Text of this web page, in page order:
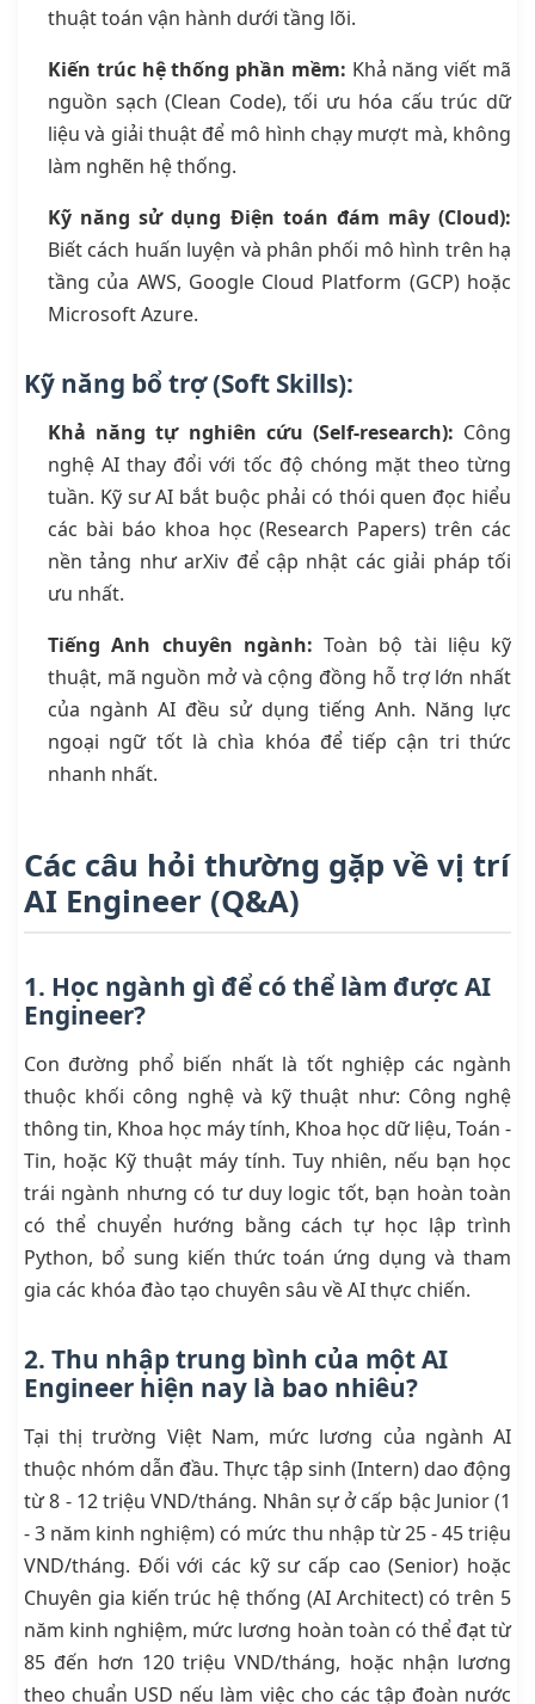
thuật toán vận hành dưới tầng lõi.
Kiến trúc hệ thống phần mềm: Khả năng viết mã
nguồn sạch (Clean Code), tối ưu hóa cấu trúc dữ
liệu và giải thuật để mô hình chạy mượt mà, không
làm nghẽn hệ thống.
Kỹ năng sử dụng Điện toán đám mây (Cloud):
Biết cách huấn luyện và phân phối mô hình trên hạ
tầng của AWS, Google Cloud Platform (GCP) hoặc
Microsoft Azure.
Kỹ năng bổ trợ (Soft Skills):
Khả năng tự nghiên cứu (Self-research): Công
nghệ AI thay đổi với tốc độ chóng mặt theo từng
tuần. Kỹ sư AI bắt buộc phải có thói quen đọc hiểu
các bài báo khoa học (Research Papers) trên các
nền tảng như arXiv để cập nhật các giải pháp tối
ưu nhất.
Tiếng Anh chuyên ngành: Toàn bộ tài liệu kỹ
thuật, mã nguồn mở và cộng đồng hỗ trợ lớn nhất
của ngành AI đều sử dụng tiếng Anh. Năng lực
ngoại ngữ tốt là chìa khóa để tiếp cận tri thức
nhanh nhất.
Các câu hỏi thường gặp về vị trí
AI Engineer (Q&A)
1. Học ngành gì để có thể làm được AI
Engineer?
Con đường phổ biến nhất là tốt nghiệp các ngành
thuộc khối công nghệ và kỹ thuật như: Công nghệ
thông tin, Khoa học máy tính, Khoa học dữ liệu, Toán -
Tin, hoặc Kỹ thuật máy tính. Tuy nhiên, nếu bạn học
trái ngành nhưng có tư duy logic tốt, bạn hoàn toàn
có thể chuyển hướng bằng cách tự học lập trình
Python, bổ sung kiến thức toán ứng dụng và tham
gia các khóa đào tạo chuyên sâu về AI thực chiến.
2. Thu nhập trung bình của một AI
Engineer hiện nay là bao nhiêu?
Tại thị trường Việt Nam, mức lương của ngành AI
thuộc nhóm dẫn đầu. Thực tập sinh (Intern) dao động
từ 8 - 12 triệu VND/tháng. Nhân sự ở cấp bậc Junior (1
- 3 năm kinh nghiệm) có mức thu nhập từ 25 - 45 triệu
VND/tháng. Đối với các kỹ sư cấp cao (Senior) hoặc
Chuyên gia kiến trúc hệ thống (AI Architect) có trên 5
năm kinh nghiệm, mức lương hoàn toàn có thể đạt từ
85 đến hơn 120 triệu VND/tháng, hoặc nhận lương
theo chuẩn USD nếu làm việc cho các tập đoàn nước